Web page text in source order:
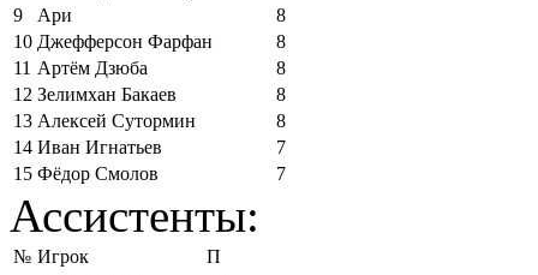
9
Ари
8
10 Джефферсон Фарфан
8
11 Артём Дзюба
8
12 Зелимхан Бакаев
8
13 Алексей Сутормин
8
14 Иван Игнатьев
7
15 Фёдор Смолов 7
Ассистенты:
№ Игрок
П